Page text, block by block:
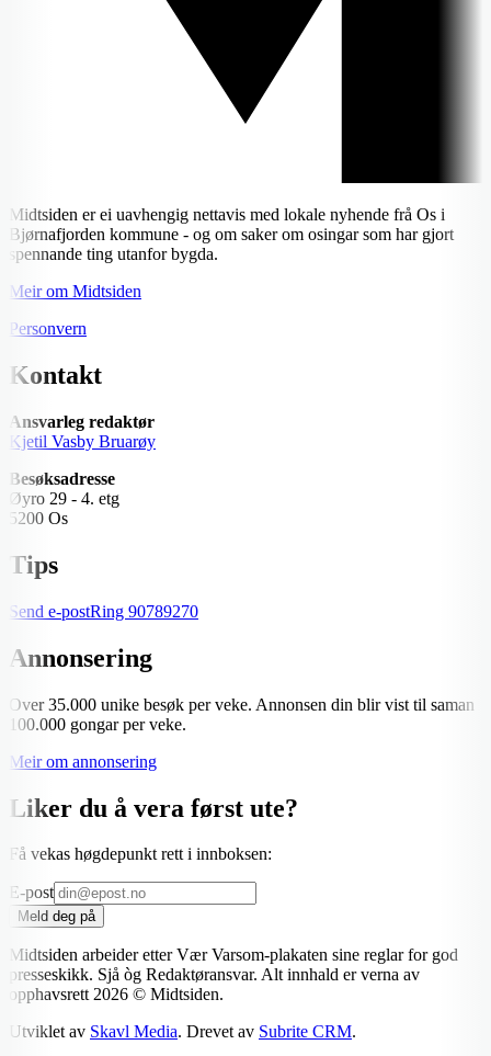
Midtsiden er ei uavhengig nettavis med lokale nyhende frå Os i
Bjørnafjorden kommune - og om saker om osingar som har gjort
spennande ting utanfor bygda.
Meir om Midtsiden
Personvern
Kontakt
Ansvarleg redaktør
Kjetil Vasby Bruarøy
Besøksadresse
Øyro 29 - 4. etg
5200 Os
Tips
Send e-postRing 90789270
Annonsering
Over 35.000 unike besøk per veke. Annonsen din blir vist til saman
100.000 gongar per veke.
Meir om annonsering
Liker du å vera først ute?
Få vekas høgdepunkt rett i innboksen:
E-post
Meld deg på
Midtsiden arbeider etter Vær Varsom-plakaten sine reglar for god
presseskikk. Sjå òg Redaktøransvar. Alt innhald er verna av
opphavsrett2026 © Midtsiden.
Utviklet av Skavl Media. Drevet av Subrite CRM.